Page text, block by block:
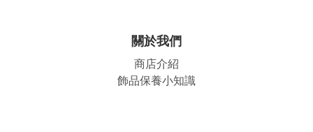
關於我們
商店介紹
飾品保養小知識